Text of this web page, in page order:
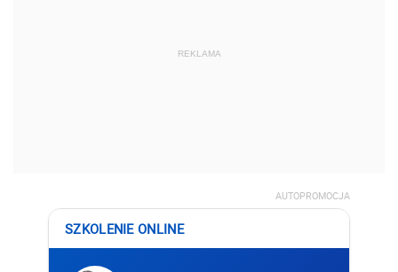
REKLAMA
AUTOPROMOCJA
SZKOLENIE ONLINE